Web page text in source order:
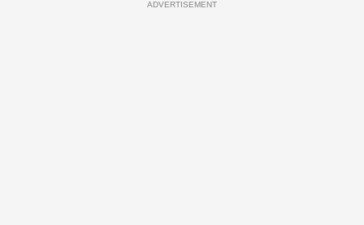
ADVERTISEMENT